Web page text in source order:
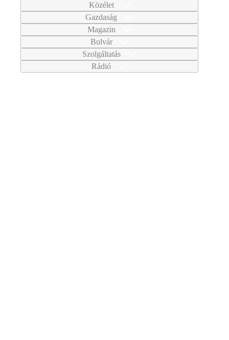
Közélet
Gazdaság
Magazin
Bulvár
Szolgáltatás
Rádió